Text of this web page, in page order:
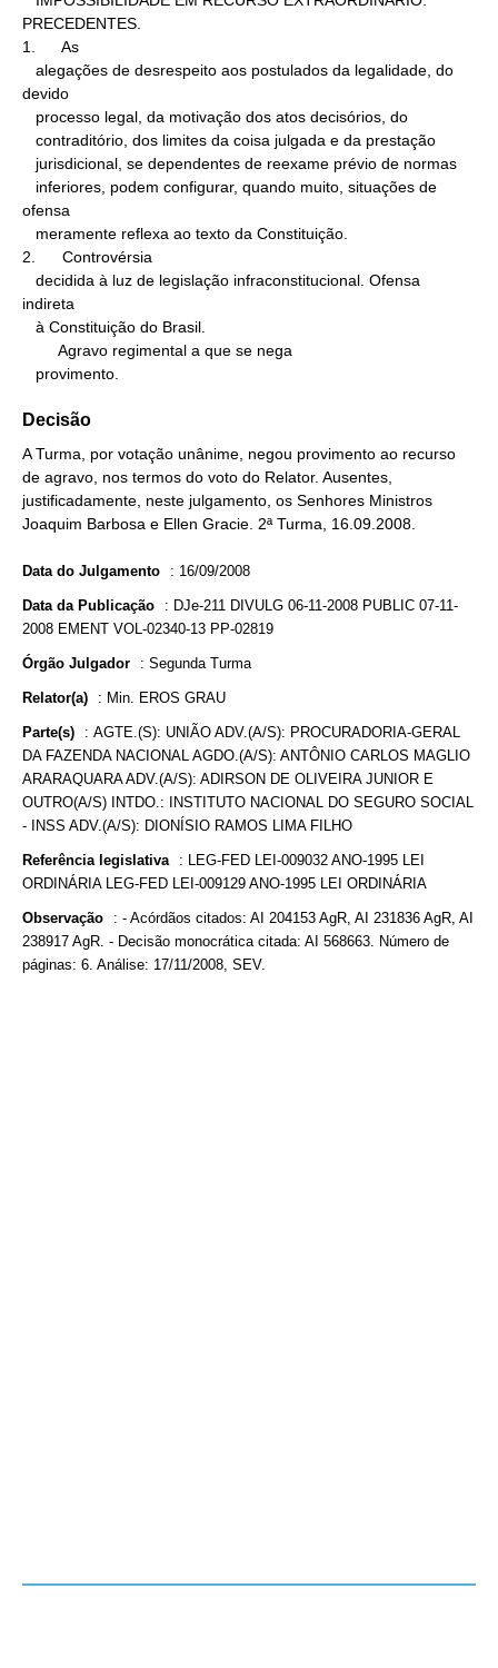
PRECEDENTES.
1.      As
devido
ofensa
2.      Controvérsia
indireta
   provimento.
Decisão
A Turma, por votação unânime, negou provimento ao recurso
de agravo, nos termos do voto do Relator. Ausentes,
justificadamente, neste julgamento, os Senhores Ministros
Joaquim Barbosa e Ellen Gracie. 2ª Turma, 16.09.2008.
Data do Julgamento : 16/09/2008
Data da Publicação : DJe-211 DIVULG 06-11-2008 PUBLIC 07-11-
2008 EMENT VOL-02340-13 PP-02819
Órgão Julgador : Segunda Turma
Relator(a) : Min. EROS GRAU
Parte(s) : AGTE.(S): UNIÃO ADV.(A/S): PROCURADORIA-GERAL
DA FAZENDA NACIONAL AGDO.(A/S): ANTÔNIO CARLOS MAGLIO
ARARAQUARA ADV.(A/S): ADIRSON DE OLIVEIRA JUNIOR E
OUTRO(A/S) INTDO.: INSTITUTO NACIONAL DO SEGURO SOCIAL
- INSS ADV.(A/S): DIONÍSIO RAMOS LIMA FILHO
Referência legislativa : LEG-FED LEI-009032 ANO-1995 LEI
ORDINÁRIA LEG-FED LEI-009129 ANO-1995 LEI ORDINÁRIA
Observação : - Acórdãos citados: AI 204153 AgR, AI 231836 AgR, AI
238917 AgR. - Decisão monocrática citada: AI 568663. Número de
páginas: 6. Análise: 17/11/2008, SEV.